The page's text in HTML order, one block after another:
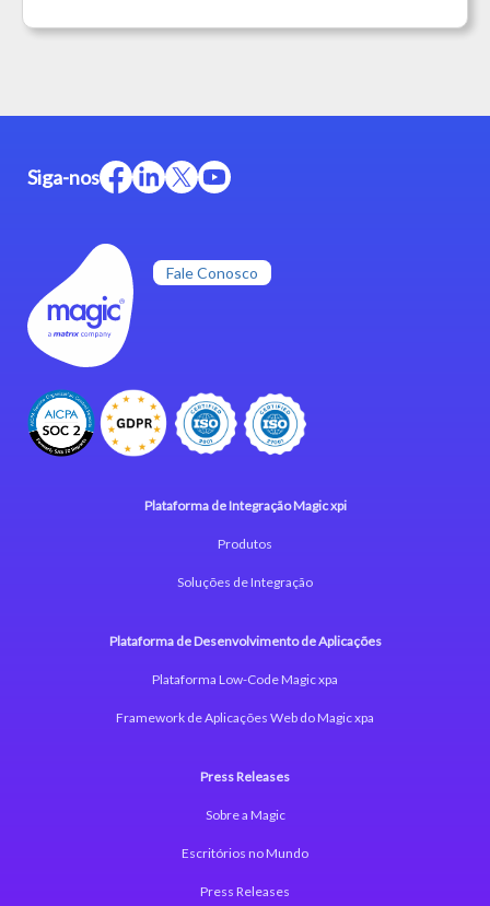
Fale Conosco
Siga-nos
Plataforma de Integração Magic xpi
Produtos
Soluções de Integração
Plataforma de Desenvolvimento de Aplicações
Plataforma Low-Code Magic xpa
Framework de Aplicações Web do Magic xpa
Press Releases
Sobre a Magic
Escritórios no Mundo
Press Releases